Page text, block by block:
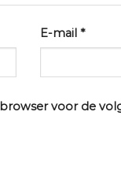
E-mail *
voor de